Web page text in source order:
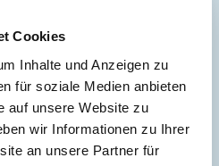
Cookies
Inhalte und Anzeigen zu
für soziale Medien anbieten
auf unsere Website zu
wir Informationen zu Ihrer
an unsere Partner für